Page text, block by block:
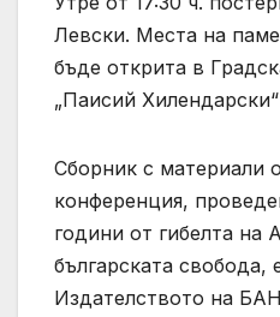
Левски. Места на
бъде открита в
„Паисий
Сборник с материали
конференция,
години от гибелта на
българската свобода,
Издателството на